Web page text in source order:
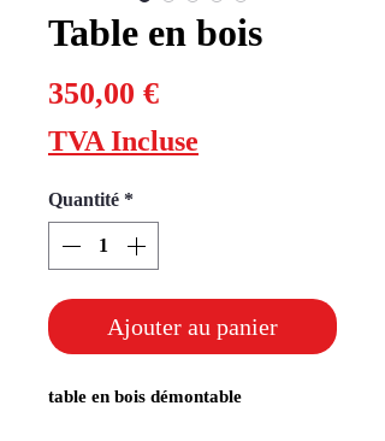
Table en bois
350,00 €Prix
TVA Incluse
Quantité *
Ajouter au panier
table en bois démontable